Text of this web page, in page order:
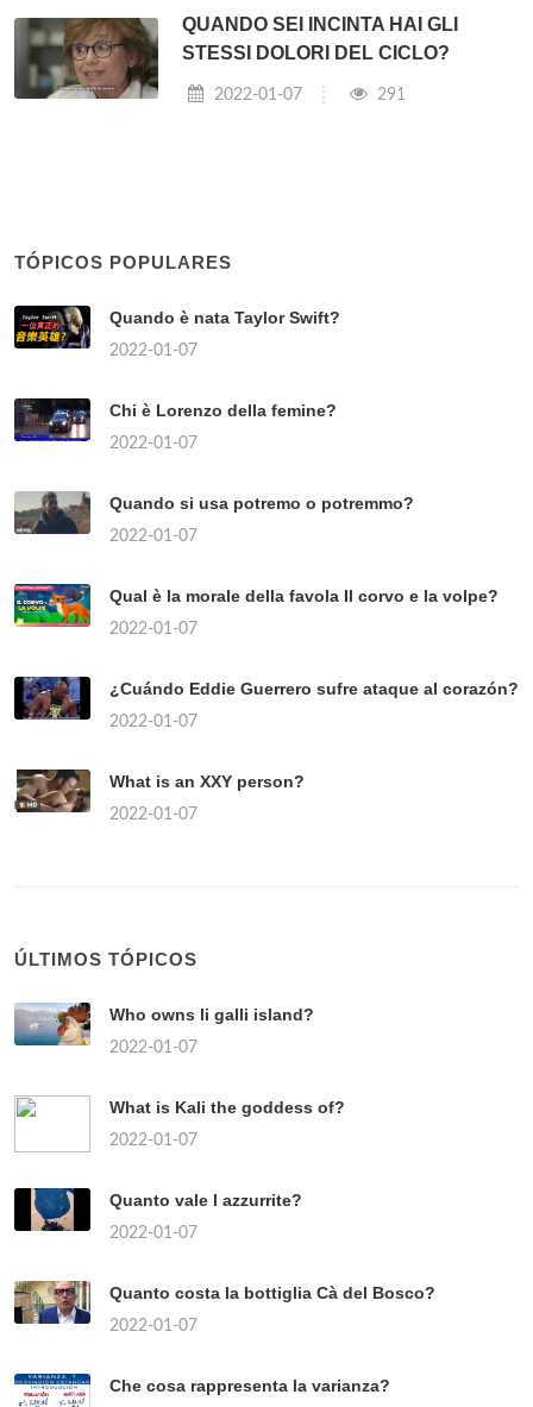
QUANDO SEI INCINTA HAI GLI
STESSI DOLORI DEL CICLO?
2022-01-07 291
TÓPICOS POPULARES
Quando è nata Taylor Swift?
2022-01-07
Chi è Lorenzo della femine?
2022-01-07
Quando si usa potremo o potremmo?
2022-01-07
Qual è la morale della favola Il corvo e la volpe?
2022-01-07
¿Cuándo Eddie Guerrero sufre ataque al corazón?
2022-01-07
What is an XXY person?
2022-01-07
ÚLTIMOS TÓPICOS
Who owns li galli island?
2022-01-07
What is Kali the goddess of?
2022-01-07
Quanto vale l azzurrite?
2022-01-07
Quanto costa la bottiglia Cà del Bosco?
2022-01-07
Che cosa rappresenta la varianza?